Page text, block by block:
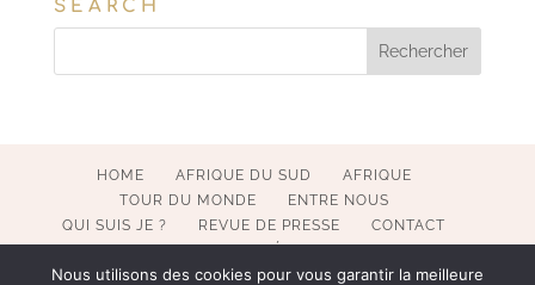
SEARCH
HOME AFRIQUE DU SUD
AFRIQUE
TOUR DU MONDE
ENTRE NOUS
QUI SUIS JE ?
REVUE DE PRESSE
CONTACT
Nous utilisons des cookies pour vous garantir la meilleure